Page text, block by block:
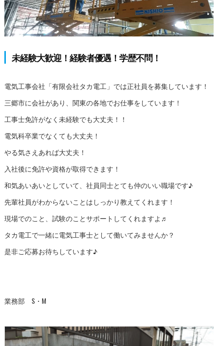
未経験大歓迎！経験者優遇！学歴不問！
電気工事会社「有限会社タカ電工」では正社員を募集しています！
三郷市に会社があり、関東の各地でお仕事をしています！
工事士免許がなく未経験でも大丈夫！！
電気科卒業でなくても大丈夫！
やる気さえあれば大丈夫！
入社後に免許や資格が取得できます！
和気あいあいとしていて、社員同士とても仲のいい職場です♪
先輩社員がわからないことはしっかり教えてくれます！
現場でのこと、試験のことサポートしてくれますよ♬
タカ電工で一緒に電気工事士として働いてみませんか？
是非ご応募お待ちしています♪
業務部 S・M